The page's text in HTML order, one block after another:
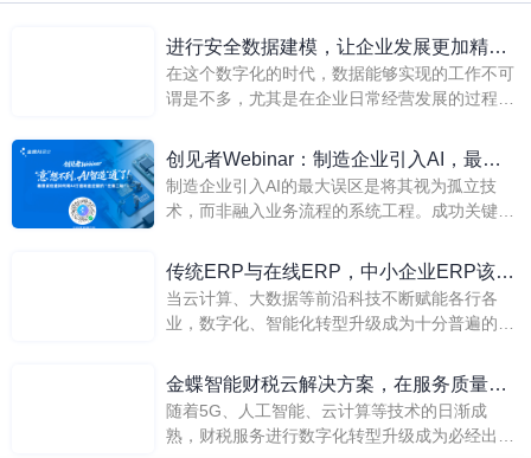
进行安全数据建模，让企业发展更加精准
高效
在这个数字化的时代，数据能够实现的工作不可
谓是不多，尤其是在企业日常经营发展的过程
会大大降低，还很有可能会出现一些错误。而如
果进行了数据建模，将企业数据统筹起来，使数
据能够更加直观的将企业发展情况展现出来，无
疑能让企业发展更加精准高效。
创见者Webinar：制造企业引入AI，最大
的误区是什么
制造企业引入AI的最大误区是将其视为孤立技
术，而非融入业务流程的系统工程。成功关键在
据驱动与智能决策，从而优化运营、降本增效，
避免“为AI而AI”的无效投入。
传统ERP与在线ERP，中小企业ERP该怎
么选？
当云计算、大数据等前沿科技不断赋能各行各
业，数字化、智能化转型升级成为十分普遍的行
住。从企业角度来说，中小企业ERP才更能发挥
价值？答案是在线ERP更具优势。
金蝶智能财税云解决方案，在服务质量与
用户体验上更优质
随着5G、人工智能、云计算等技术的日渐成
熟，财税服务进行数字化转型升级成为必经出